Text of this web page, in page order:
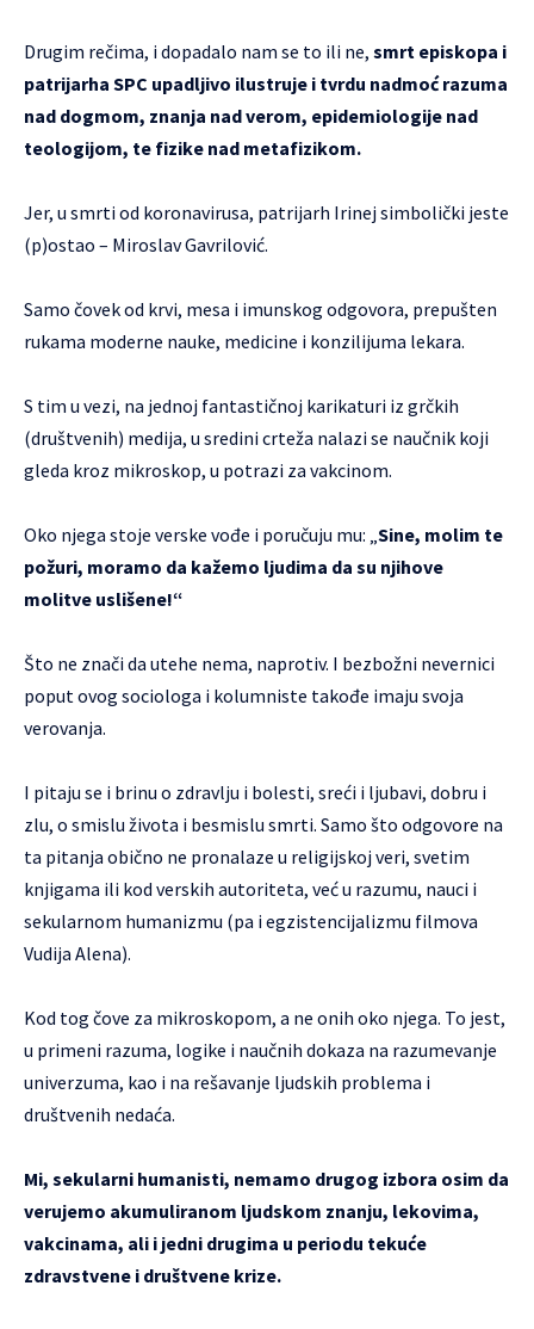
Drugim rečima, i dopadalo nam se to ili ne, smrt episkopa i
patrijarha SPC upadljivo ilustruje i tvrdu nadmoć razuma
nad dogmom, znanja nad verom, epidemiologije nad
teologijom, te fizike nad metafizikom.
Jer, u smrti od koronavirusa, patrijarh Irinej simbolički jeste
(p)ostao – Miroslav Gavrilović.
Samo čovek od krvi, mesa i imunskog odgovora, prepušten
rukama moderne nauke, medicine i konzilijuma lekara.
S tim u vezi, na jednoj fantastičnoj karikaturi iz grčkih
(društvenih) medija, u sredini crteža nalazi se naučnik koji
gleda kroz mikroskop, u potrazi za vakcinom.
Oko njega stoje verske vođe i poručuju mu: „ Sine, molim te
požuri, moramo da kažemo ljudima da su njihove
molitve uslišene!“
Što ne znači da utehe nema, naprotiv. I bezbožni nevernici
poput ovog sociologa i kolumniste takođe imaju svoja
verovanja.
I pitaju se i brinu o zdravlju i bolesti, sreći i ljubavi, dobru i
zlu, o smislu života i besmislu smrti. Samo što odgovore na
ta pitanja obično ne pronalaze u religijskoj veri, svetim
knjigama ili kod verskih autoriteta, već u razumu, nauci i
sekularnom humanizmu (pa i egzistencijalizmu filmova
Vudija Alena).
Kod tog čove za mikroskopom, a ne onih oko njega. To jest,
u primeni razuma, logike i naučnih dokaza na razumevanje
univerzuma, kao i na rešavanje ljudskih problema i
društvenih nedaća.
Mi, sekularni humanisti, nemamo drugog izbora osim da
verujemo akumuliranom ljudskom znanju, lekovima,
vakcinama, ali i jedni drugima u periodu tekuće
zdravstvene i društvene krize.